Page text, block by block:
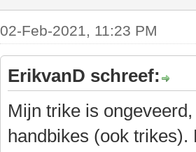
02-Feb-2021, 11:23 PM
ErikvanD schreef:
Mijn trike is
handbikes (ook